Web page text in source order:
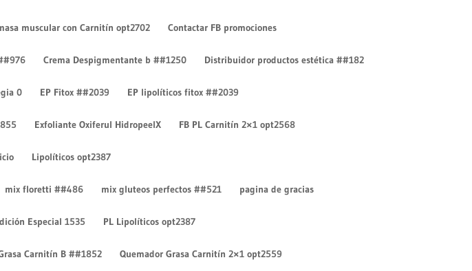
muscular con Carnitín opt2702 Contactar FB promociones
Crema Despigmentante b ##1250 Distribuidor productos estética ##182
0 EP Fitox ##2039 EP lipolíticos fitox ##2039
Exfoliante Oxiferul HidropeelX FB PL Carnitín 2×1 opt2568
Lipolíticos opt2387
mix floretti ##486 mix gluteos perfectos ##521 pagina de gracias
Especial 1535 PL Lipolíticos opt2387
Carnitín B ##1852 Quemador Grasa Carnitín 2×1 opt2559
¡Hola mundo!
Un comentarista de